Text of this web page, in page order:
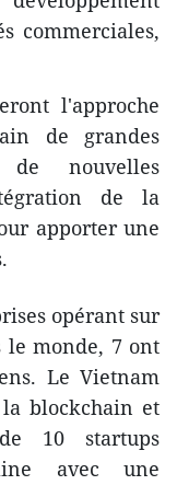
commerciales,
l'approche
de grandes
de nouvelles
de la
apporter une
opérant sur
le monde, 7 ont
Le Vietnam
blockchain et
10 startups
avec une